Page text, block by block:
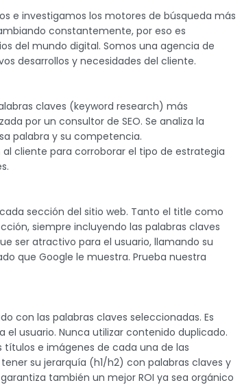
e investigamos los motores de búsqueda más
constantemente, por eso es
del mundo digital. Somos una agencia de
desarrollos y necesidades del cliente.
claves (keyword research) más
por un consultor de SEO. Se analiza la
palabra y su competencia.
cliente para corroborar el tipo de estrategia
sección del sitio web. Tanto el title como
siempre incluyendo las palabras claves
ser atractivo para el usuario, llamando su
que Google le muestra. Prueba nuestra
con las palabras claves seleccionadas. Es
usuario. Nunca utilizar contenido duplicado.
títulos e imágenes de cada una de las
su jerarquía (h1/h2) con palabras claves y
también un mejor ROI ya sea orgánico